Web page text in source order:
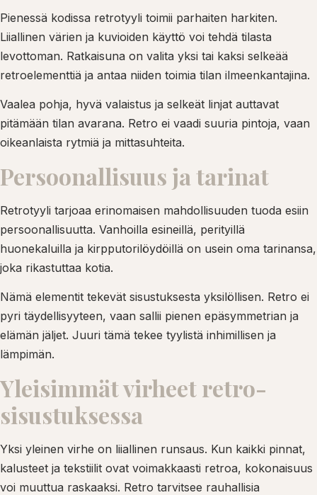
Pienessä kodissa retrotyyli toimii parhaiten harkiten.
Liiallinen värien ja kuvioiden käyttö voi tehdä tilasta
levottoman. Ratkaisuna on valita yksi tai kaksi selkeää
retroelementtiä ja antaa niiden toimia tilan ilmeenkantajina.
Vaalea pohja, hyvä valaistus ja selkeät linjat auttavat
pitämään tilan avarana. Retro ei vaadi suuria pintoja, vaan
oikeanlaista rytmiä ja mittasuhteita.
Persoonallisuus ja tarinat
Retrotyyli tarjoaa erinomaisen mahdollisuuden tuoda esiin
persoonallisuutta. Vanhoilla esineillä, perityillä
huonekaluilla ja kirpputorilöydöillä on usein oma tarinansa,
joka rikastuttaa kotia.
Nämä elementit tekevät sisustuksesta yksilöllisen. Retro ei
pyri täydellisyyteen, vaan sallii pienen epäsymmetrian ja
elämän jäljet. Juuri tämä tekee tyylistä inhimillisen ja
lämpimän.
Yleisimmät virheet retro-
sisustuksessa
Yksi yleinen virhe on liiallinen runsaus. Kun kaikki pinnat,
kalusteet ja tekstiilit ovat voimakkaasti retroa, kokonaisuus
voi muuttua raskaaksi. Retro tarvitsee rauhallisia